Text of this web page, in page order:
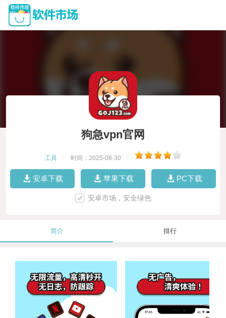
狗急vpn官网
工具 时间：2025-08-30
安卓下载 苹果下载 PC下载
安卓市场，安全绿色
简介 排行